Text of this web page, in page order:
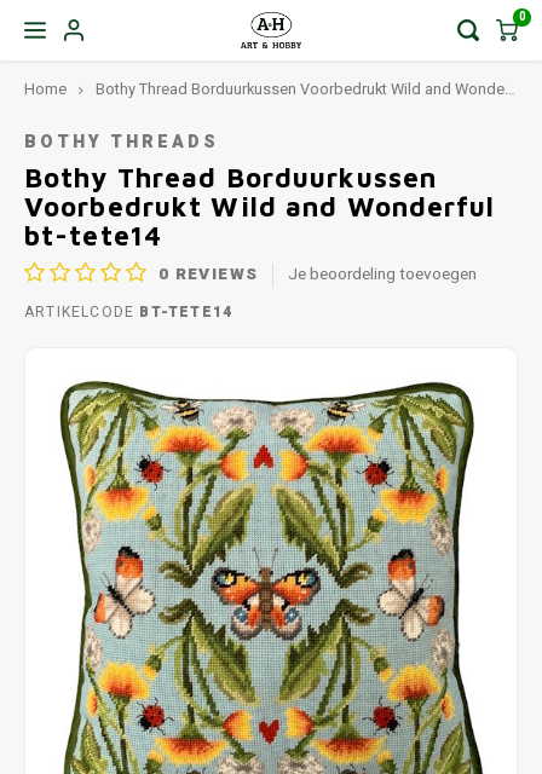
0
Home Bothy Thread Borduurkussen Voorbedrukt Wild and Wonderful bt-tete14
BOTHY THREADS
Bothy Thread Borduurkussen
Voorbedrukt Wild and Wonderful
bt-tete14
0 REVIEWS Je beoordeling toevoegen
ARTIKELCODE BT-TETE14